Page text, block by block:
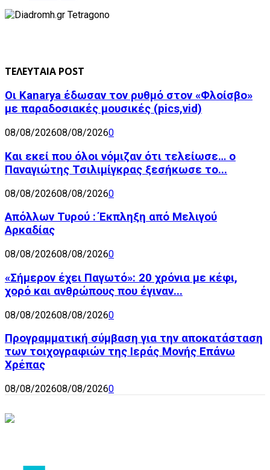
ΤΕΛΕΥΤΑΙΑ POST
Οι Kanarya έδωσαν τον ρυθμό στον «Φλοίσβο»
με παραδοσιακές μουσικές (pics,vid)
08/08/202608/08/20260
Και εκεί που όλοι νόμιζαν ότι τελείωσε… ο
Παναγιώτης Τσιλιμίγκρας ξεσήκωσε το...
08/08/202608/08/20260
Απόλλων Τυρού : Έκπληξη από Μελιγού
Αρκαδίας
08/08/202608/08/20260
«Σήμερον έχει Παγωτό»: 20 χρόνια με κέφι,
χορό και ανθρώπους που έγιναν...
08/08/202608/08/20260
Προγραμματική σύμβαση για την αποκατάσταση
των τοιχογραφιών της Ιεράς Μονής Επάνω
Χρέπας
08/08/202608/08/20260